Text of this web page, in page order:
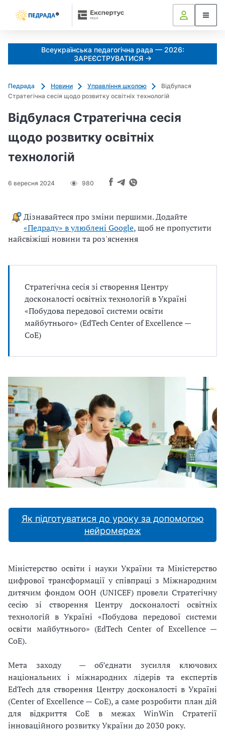
Всеукраїнська педагогічна рада — 2026:
ЗАРЕЄСТРУВАТИСЯ →
Педрада Новини Управління школою
Відбулася
Стратегічна сесія щодо розвитку освітніх технологій
Відбулася Стратегічна сесія
щодо розвитку освітніх
технологій
6 вересня 2024 980
Дізнавайтеся про зміни першими. Додайте
«Педраду» в улюблені Google, щоб не пропустити
найсвіжіші новини та роз'яснення
Стратегічна сесія зі створення Центру
досконалості освітніх технологій в Україні
«Побудова передової системи освіти
майбутнього» (EdTech Center of Excellence —
CoE)
Як підготуватися до уроку за допомогою
нейромереж
Міністерство освіти і науки України та Міністерство
цифрової трансформації у співпраці з Міжнародним
дитячим фондом ООН (UNICEF) провели Стратегічну
сесію зі створення Центру досконалості освітніх
технологій в Україні «Побудова передової системи
освіти майбутнього» (EdTech Center of Excellence —
CoE).
Мета заходу — об’єднати зусилля ключових
національних і міжнародних лідерів та експертів
EdTech для створення Центру досконалості в Україні
(Center of Excellence — CoE), а саме розробити план дій
для відкриття СоЕ в межах WinWin Стратегії
інноваційного розвитку України до 2030 року.